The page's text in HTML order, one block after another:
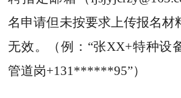
名申请但未按要求上传报名材
无效。（例： “张XX+特种设
管道岗+131******95”）